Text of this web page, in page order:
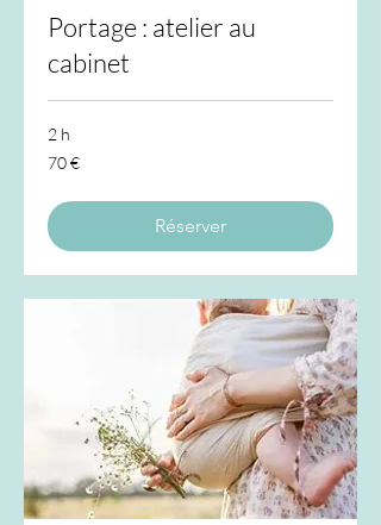
Portage : atelier au
cabinet
2 h
70
euros
70 €
Réserver